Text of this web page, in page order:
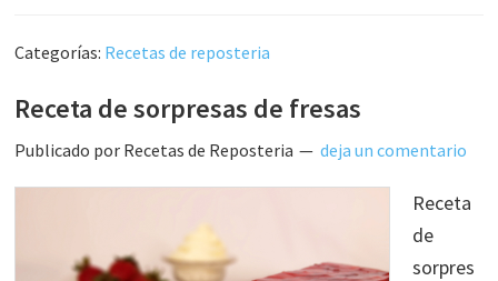
Categorías: Recetas de reposteria
Receta de sorpresas de fresas
Publicado por Recetas de Reposteria deja un comentario
Receta
de
sorpres